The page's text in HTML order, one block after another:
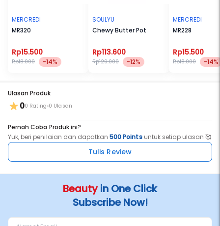
MERCREDI
MR320
Rp15.500
Rp18.000 -14%
SOULYU
Chewy Butter Pot
Rp113.600
Rp129.000 -12%
MERCREDI
MR228
Rp15.500
Rp18.000 -14%
Ulasan Produk
00 Rating 0 Ulasan
Pernah Coba Produk ini?
Yuk, beri penilaian dan dapatkan500 Pointsuntuk setiap ulasan 🥰
Tulis Review
Beautyin One Click
Subscribe Now!